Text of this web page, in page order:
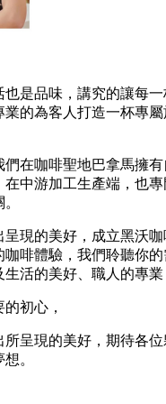
是品味，講究的讓每
的為客人打造一杯專
在咖啡聖地巴拿馬擁
中游加工生產端，也
現的美好，成立黑沃
啡體驗，我們聆聽你
活的美好、職人的專業
初心，
呈現的美好，期待各
。